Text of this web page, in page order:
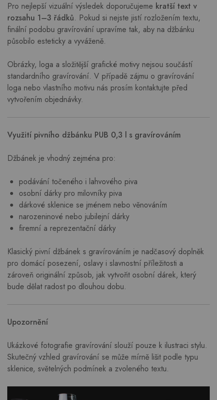
Pro nejlepší vizuální výsledek doporučujeme kratší text v
rozsahu 1–3 řádků. Pokud si nejste jistí rozložením textu,
finální podobu gravírování upravíme tak, aby na džbánku
působilo esteticky a vyváženě.
Obrázky, loga a složitější grafické motivy nejsou součástí
standardního gravírování. V případě zájmu o gravírování
loga nebo vlastního motivu nás prosím kontaktujte před
vytvořením objednávky.
Využití pivního džbánku PUB 0,3 l s gravírováním
Džbánek je vhodný zejména pro:
podávání točeného i lahvového piva
osobní dárky pro milovníky piva
dárkové sklenice se jménem nebo věnováním
narozeninové nebo jubilejní dárky
firemní a reprezentační dárky
Klasický pivní džbánek s gravírováním je nadčasový doplněk
pro domácí posezení, oslavy i slavnostní příležitosti a
zároveň originální způsob, jak vytvořit osobní dárek, který
bude dělat radost po dlouhou dobu.
Upozornění
Ukázkové fotografie gravírování slouží pouze k ilustraci stylu.
Skutečný vzhled gravírování se může mírně lišit podle typu
sklenice, světelných podmínek a zvoleného textu.